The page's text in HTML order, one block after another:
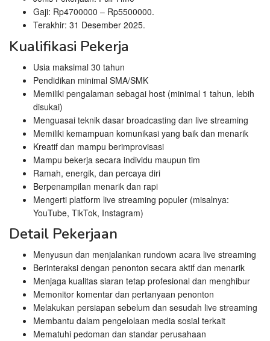
Gaji: Rp4700000 – Rp5500000.
Terakhir: 31 Desember 2025.
Kualifikasi Pekerja
Usia maksimal 30 tahun
Pendidikan minimal SMA/SMK
Memiliki pengalaman sebagai host (minimal 1 tahun, lebih
disukai)
Menguasai teknik dasar broadcasting dan live streaming
Memiliki kemampuan komunikasi yang baik dan menarik
Kreatif dan mampu berimprovisasi
Mampu bekerja secara individu maupun tim
Ramah, energik, dan percaya diri
Berpenampilan menarik dan rapi
Mengerti platform live streaming populer (misalnya:
YouTube, TikTok, Instagram)
Detail Pekerjaan
Menyusun dan menjalankan rundown acara live streaming
Berinteraksi dengan penonton secara aktif dan menarik
Menjaga kualitas siaran tetap profesional dan menghibur
Memonitor komentar dan pertanyaan penonton
Melakukan persiapan sebelum dan sesudah live streaming
Membantu dalam pengelolaan media sosial terkait
Mematuhi pedoman dan standar perusahaan